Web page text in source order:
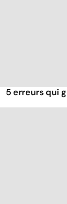
5 erreurs qui